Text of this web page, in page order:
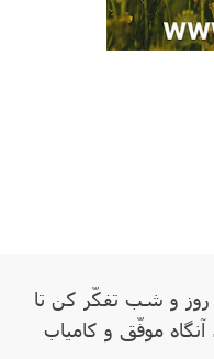
روز و شب تفکّر کن تا
موفّق و کامیاب